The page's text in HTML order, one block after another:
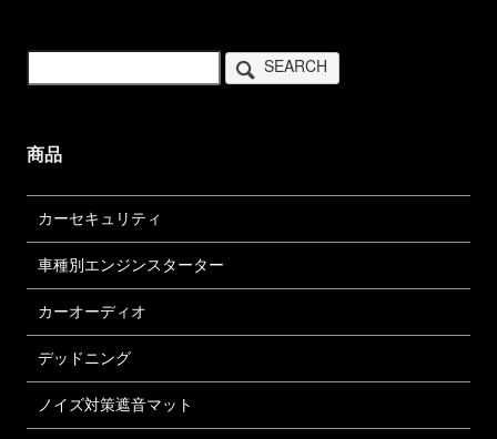
SEARCH
商品
カーセキュリティ
車種別エンジンスターター
カーオーディオ
デッドニング
ノイズ対策遮音マット